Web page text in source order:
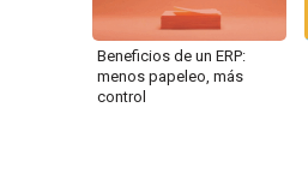
Beneficios de un ERP:
menos papeleo, más
control